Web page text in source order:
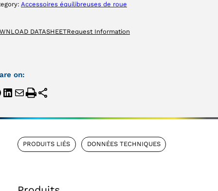
Accessoires équilibreuses de roue
DATASHEETRequest Information
on:
PRODUITS LIÉS DONNÉES TECHNIQUES